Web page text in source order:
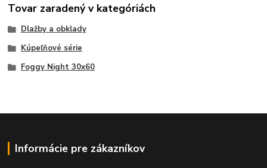
Tovar zaradený v kategóriách
Dlažby a obklady
Kúpeľňové série
Foggy Night 30x60
Informácie pre zákazníkov